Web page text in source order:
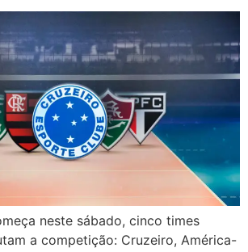
neste sábado, cinco times
a competição: Cruzeiro, América-